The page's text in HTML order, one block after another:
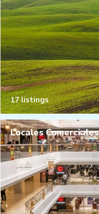
17 listings
Locales Comerciales